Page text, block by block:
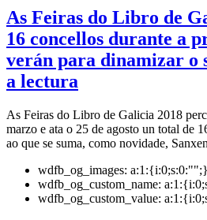
As Feiras do Libro de
16 concellos durante a
verán para dinamizar o
a lectura
As Feiras do Libro de Galicia 2018
marzo e ata o 25 de agosto un total de
ao que se suma, como novidade,
wdfb_og_images: a:1:{i:0;s:0:"";}
wdfb_og_custom_name:
wdfb_og_custom_value: